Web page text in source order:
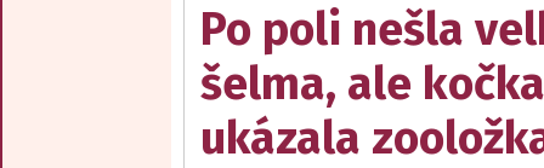
Po poli nešla
šelma, ale
ukázala